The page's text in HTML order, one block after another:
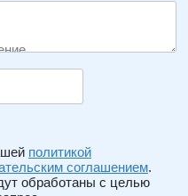
политикой
соглашением.
обработаны с целью